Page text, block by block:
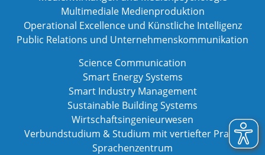
Multimediale Medienproduktion
Operational Excellence und Künstliche Intelligenz
Public Relations und Unternehmenskommunikation
Science Communication
Smart Energy Systems
Smart Industry Management
Sustainable Building Systems
Wirtschaftsingenieurwesen
Verbundstudium & Studium mit vertiefter Praxis
Sprachenzentrum